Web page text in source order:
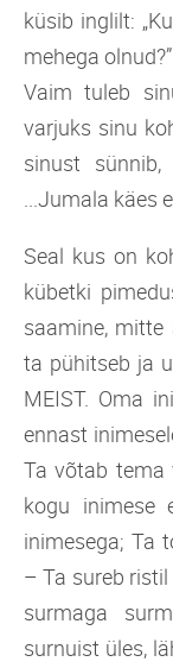
küsib inglilt:
mehega
Vaim tuleb
varjuks sinu
sinust
...Jumala käes
Seal kus on
kübetki
saamine,
ta pühitseb ja
MEIST. Oma
ennast
Ta võtab
kogu inimese
inimesega; Ta
– Ta sureb
surmaga
surnuist üles,